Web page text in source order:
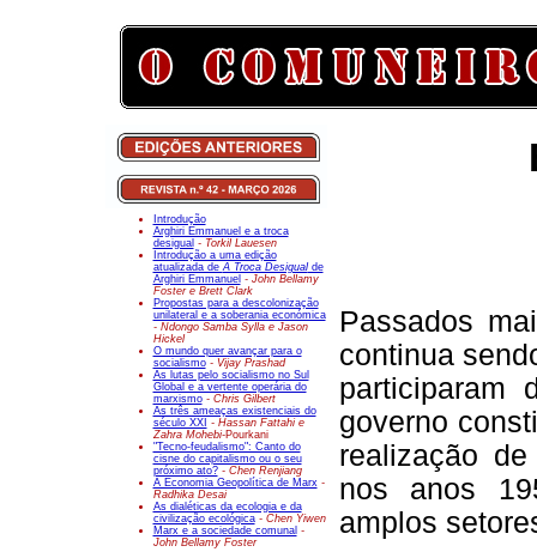
Introdução
Arghiri Emmanuel e a troca
desigual - Torkil Lauesen
Introdução a uma edição
atualizada deA Troca Desigualde
Arghiri Emmanuel - John Bellamy
Foster e Brett Clark
Propostas para a descolonização
unilateral e a soberania económica
- Ndongo Samba Sylla e Jason
Hickel
O mundo quer avançar para o
socialismo- Vijay Prashad
As lutas pelo socialismo no Sul
Global e a vertente operária do
marxismo- Chris Gilbert
As três ameaças existenciais do
século XXI - Hassan Fattahi e
Zahra Mohebi-Pourkani
"Tecno-feudalismo": Canto do
cisne do capitalismo ou o seu
próximo ato? - Chen Renjiang
A Economia Geopolítica de Marx-
Radhika Desai
As dialéticas da ecologia e da
civilização ecológica - Chen Yiwen
Marx e a sociedade comunal -
John Bellamy Foster
Passados
continua
participaram
governo
realização
nos anos
amplos